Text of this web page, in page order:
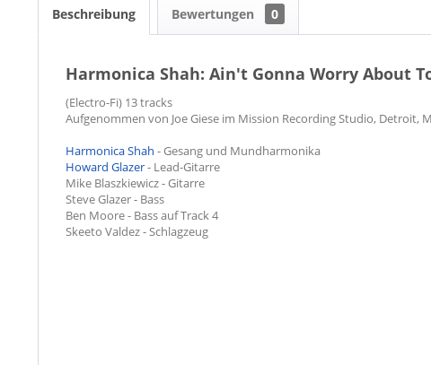
Beschreibung Bewertungen 0
Harmonica Shah: Ain't Gonna Worry About
(Electro-Fi) 13 tracks
Aufgenommen von Joe Giese im Mission Recording Studio, Detroit,
Harmonica Shah - Gesang und Mundharmonika
Howard Glazer- Lead-Gitarre
Mike Blaszkiewicz - Gitarre
Steve Glazer - Bass
Ben Moore - Bass auf Track 4
Skeeto Valdez - Schlagzeug